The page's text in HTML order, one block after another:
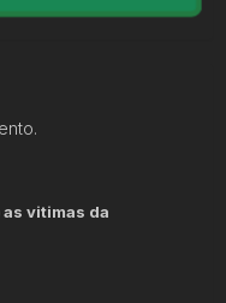
vitimas da